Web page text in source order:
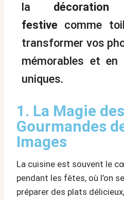
la
festive comme
transformer vos
mémorables et
uniques.
1. La Magie
Gourmandes
Images
La cuisine est souvent le
pendant les fêtes, où l’on
préparer des plats